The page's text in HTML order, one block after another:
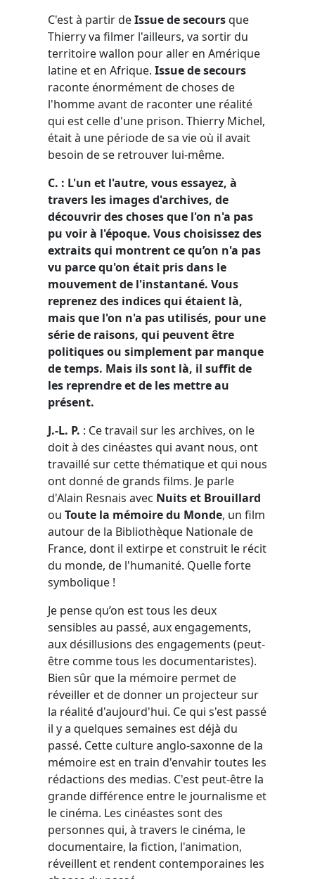
C'est à partir deIssue de secoursque
Thierry va filmer l'ailleurs, va sortir du
territoire wallon pour aller en Amérique
latine et en Afrique. Issue de secours
raconte énormément de choses de
l'homme avant de raconter une réalité
qui est celle d'une prison. Thierry Michel,
était à une période de sa vie où il avait
besoin de se retrouver lui-même.
C. : L'un et l'autre, vous essayez, à
travers les images d'archives, de
découvrir des choses que l'on n'a pas
pu voir à l'époque. Vous choisissez des
extraits qui montrent ce qu’on n'a pas
vu parce qu'on était pris dans le
mouvement de l'instantané. Vous
reprenez des indices qui étaient là,
mais que l'on n'a pas utilisés, pour une
série de raisons, qui peuvent être
politiques ou simplement par manque
de temps. Mais ils sont là, il suffit de
les reprendre et de les mettre au
présent.
J.-L. P. : Ce travail sur les archives, on le
doit à des cinéastes qui avant nous, ont
travaillé sur cette thématique et qui nous
ont donné de grands films. Je parle
d'Alain Resnais avec Nuits et Brouillard
ou Toute la mémoire du Monde, un film
autour de la Bibliothèque Nationale de
France, dont il extirpe et construit le récit
du monde, de l'humanité. Quelle forte
symbolique !
Je pense qu’on est tous les deux
sensibles au passé, aux engagements,
aux désillusions des engagements (peut-
être comme tous les documentaristes).
Bien sûr que la mémoire permet de
réveiller et de donner un projecteur sur
la réalité d'aujourd'hui. Ce qui s'est passé
il y a quelques semaines est déjà du
passé. Cette culture anglo-saxonne de la
mémoire est en train d'envahir toutes les
rédactions des medias. C'est peut-être la
grande différence entre le journalisme et
le cinéma. Les cinéastes sont des
personnes qui, à travers le cinéma, le
documentaire, la fiction, l'animation,
réveillent et rendent contemporaines les